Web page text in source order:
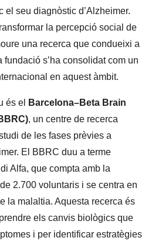
el seu diagnòstic d’Alzheimer.
la percepció social de
una recerca que condueixi a
fundació s’ha consolidat com un
en aquest àmbit.
és el
Barcelona–Beta Brain
, un centre de recerca
de les fases prèvies a
El BBRC duu a terme
Alfa, que compta amb la
2.700 voluntaris i se centra en
la malaltia. Aquesta recerca és
els canvis biològics que
i per identificar estratègies